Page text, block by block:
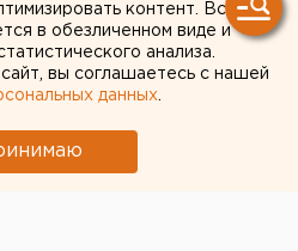
контент. Вся
в обезличенном виде и
анализа.
вы соглашаетесь с нашей
данных